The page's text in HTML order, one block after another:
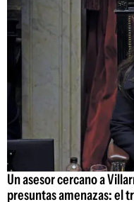
Un asesor cercano a
presuntas amenazas: el